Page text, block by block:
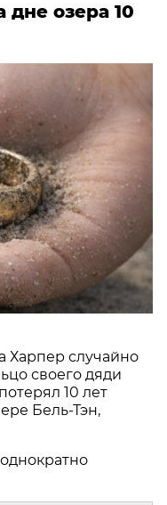
озера 10
Харпер случайно
своего дяди
10 лет
Бель-Тэн,